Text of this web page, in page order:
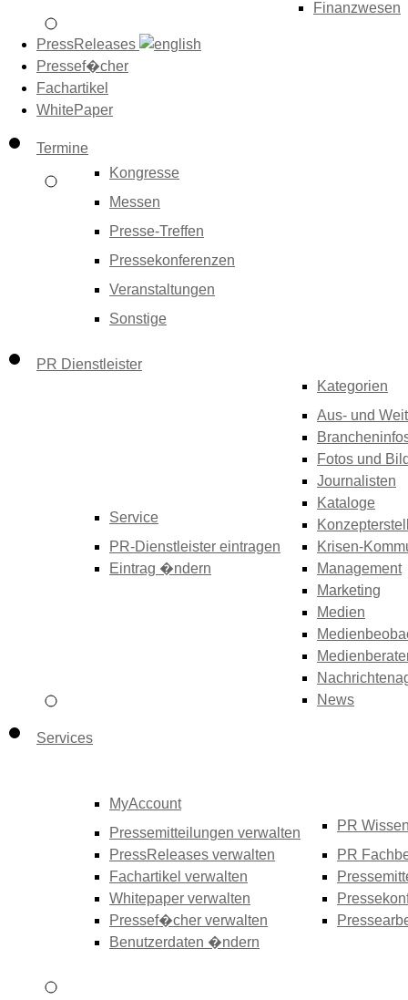
Finanzwesen
PressReleases
Pressef�cher
Fachartikel
WhitePaper
Termine
Kongresse
Messen
Presse-Treffen
Pressekonferenzen
Veranstaltungen
Sonstige
PR Dienstleister
Service
PR-Dienstleister eintragen
Eintrag �ndern
Kategorien
Aus- und
Fotos und
Journalisten
Kataloge
Krisen-
Management
Marketing
Medien
News
Services
MyAccount
Pressemitteilungen verwalten
PressReleases verwalten
Fachartikel verwalten
Whitepaper verwalten
Pressef�cher verwalten
Benutzerdaten �ndern
PR
PR